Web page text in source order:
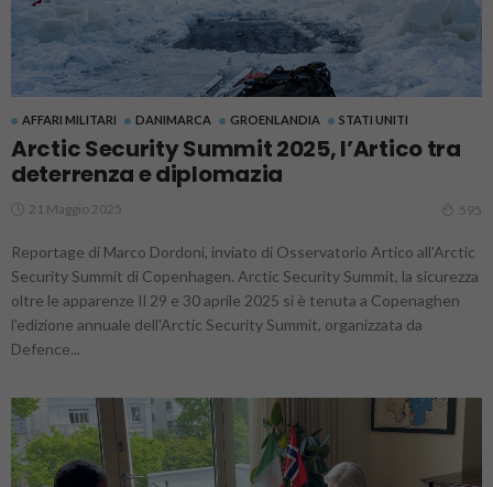
AFFARI MILITARI DANIMARCA GROENLANDIA STATI UNITI
Arctic Security Summit 2025, l’Artico tra
deterrenza e diplomazia
21 Maggio 2025 595
Reportage di Marco Dordoni, inviato di Osservatorio Artico all'Arctic
Security Summit di Copenhagen. Arctic Security Summit, la sicurezza
oltre le apparenze Il 29 e 30 aprile 2025 si è tenuta a Copenaghen
l'edizione annuale dell'Arctic Security Summit, organizzata da
Defence...